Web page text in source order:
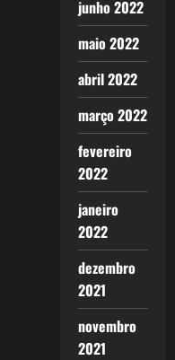
junho 2022
maio 2022
abril 2022
março 2022
fevereiro
2022
janeiro
2022
dezembro
2021
novembro
2021